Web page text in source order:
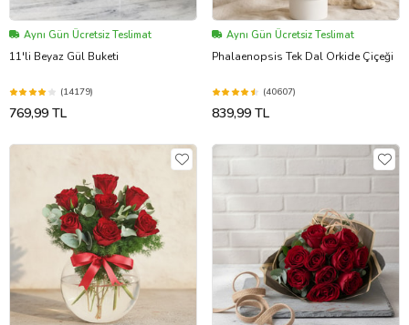
Aynı Gün Ücretsiz Teslimat
11'li Beyaz Gül Buketi
(14179)
769,99 TL
Aynı Gün Ücretsiz Teslimat
Phalaenopsis Tek Dal Orkide Çiçeği
(40607)
839,99 TL